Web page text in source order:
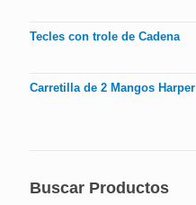
Tecles con trole de Cadena
Carretilla de 2 Mangos Harper
Buscar Productos